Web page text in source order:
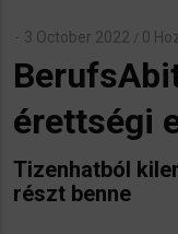
3 October 2022 / 0
érettségi
Tizenhatból
részt benne